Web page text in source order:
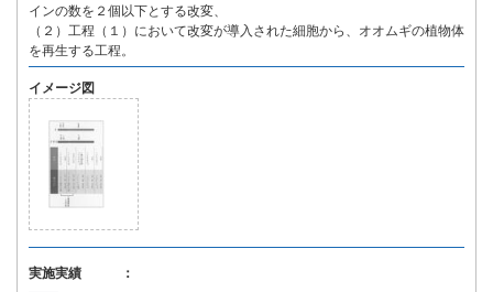
インの数を２個以下とする改変、
（２）工程（１）において改変が導入された細胞から、オオムギの植物体
を再生する工程。
イメージ図
実施実績 ：